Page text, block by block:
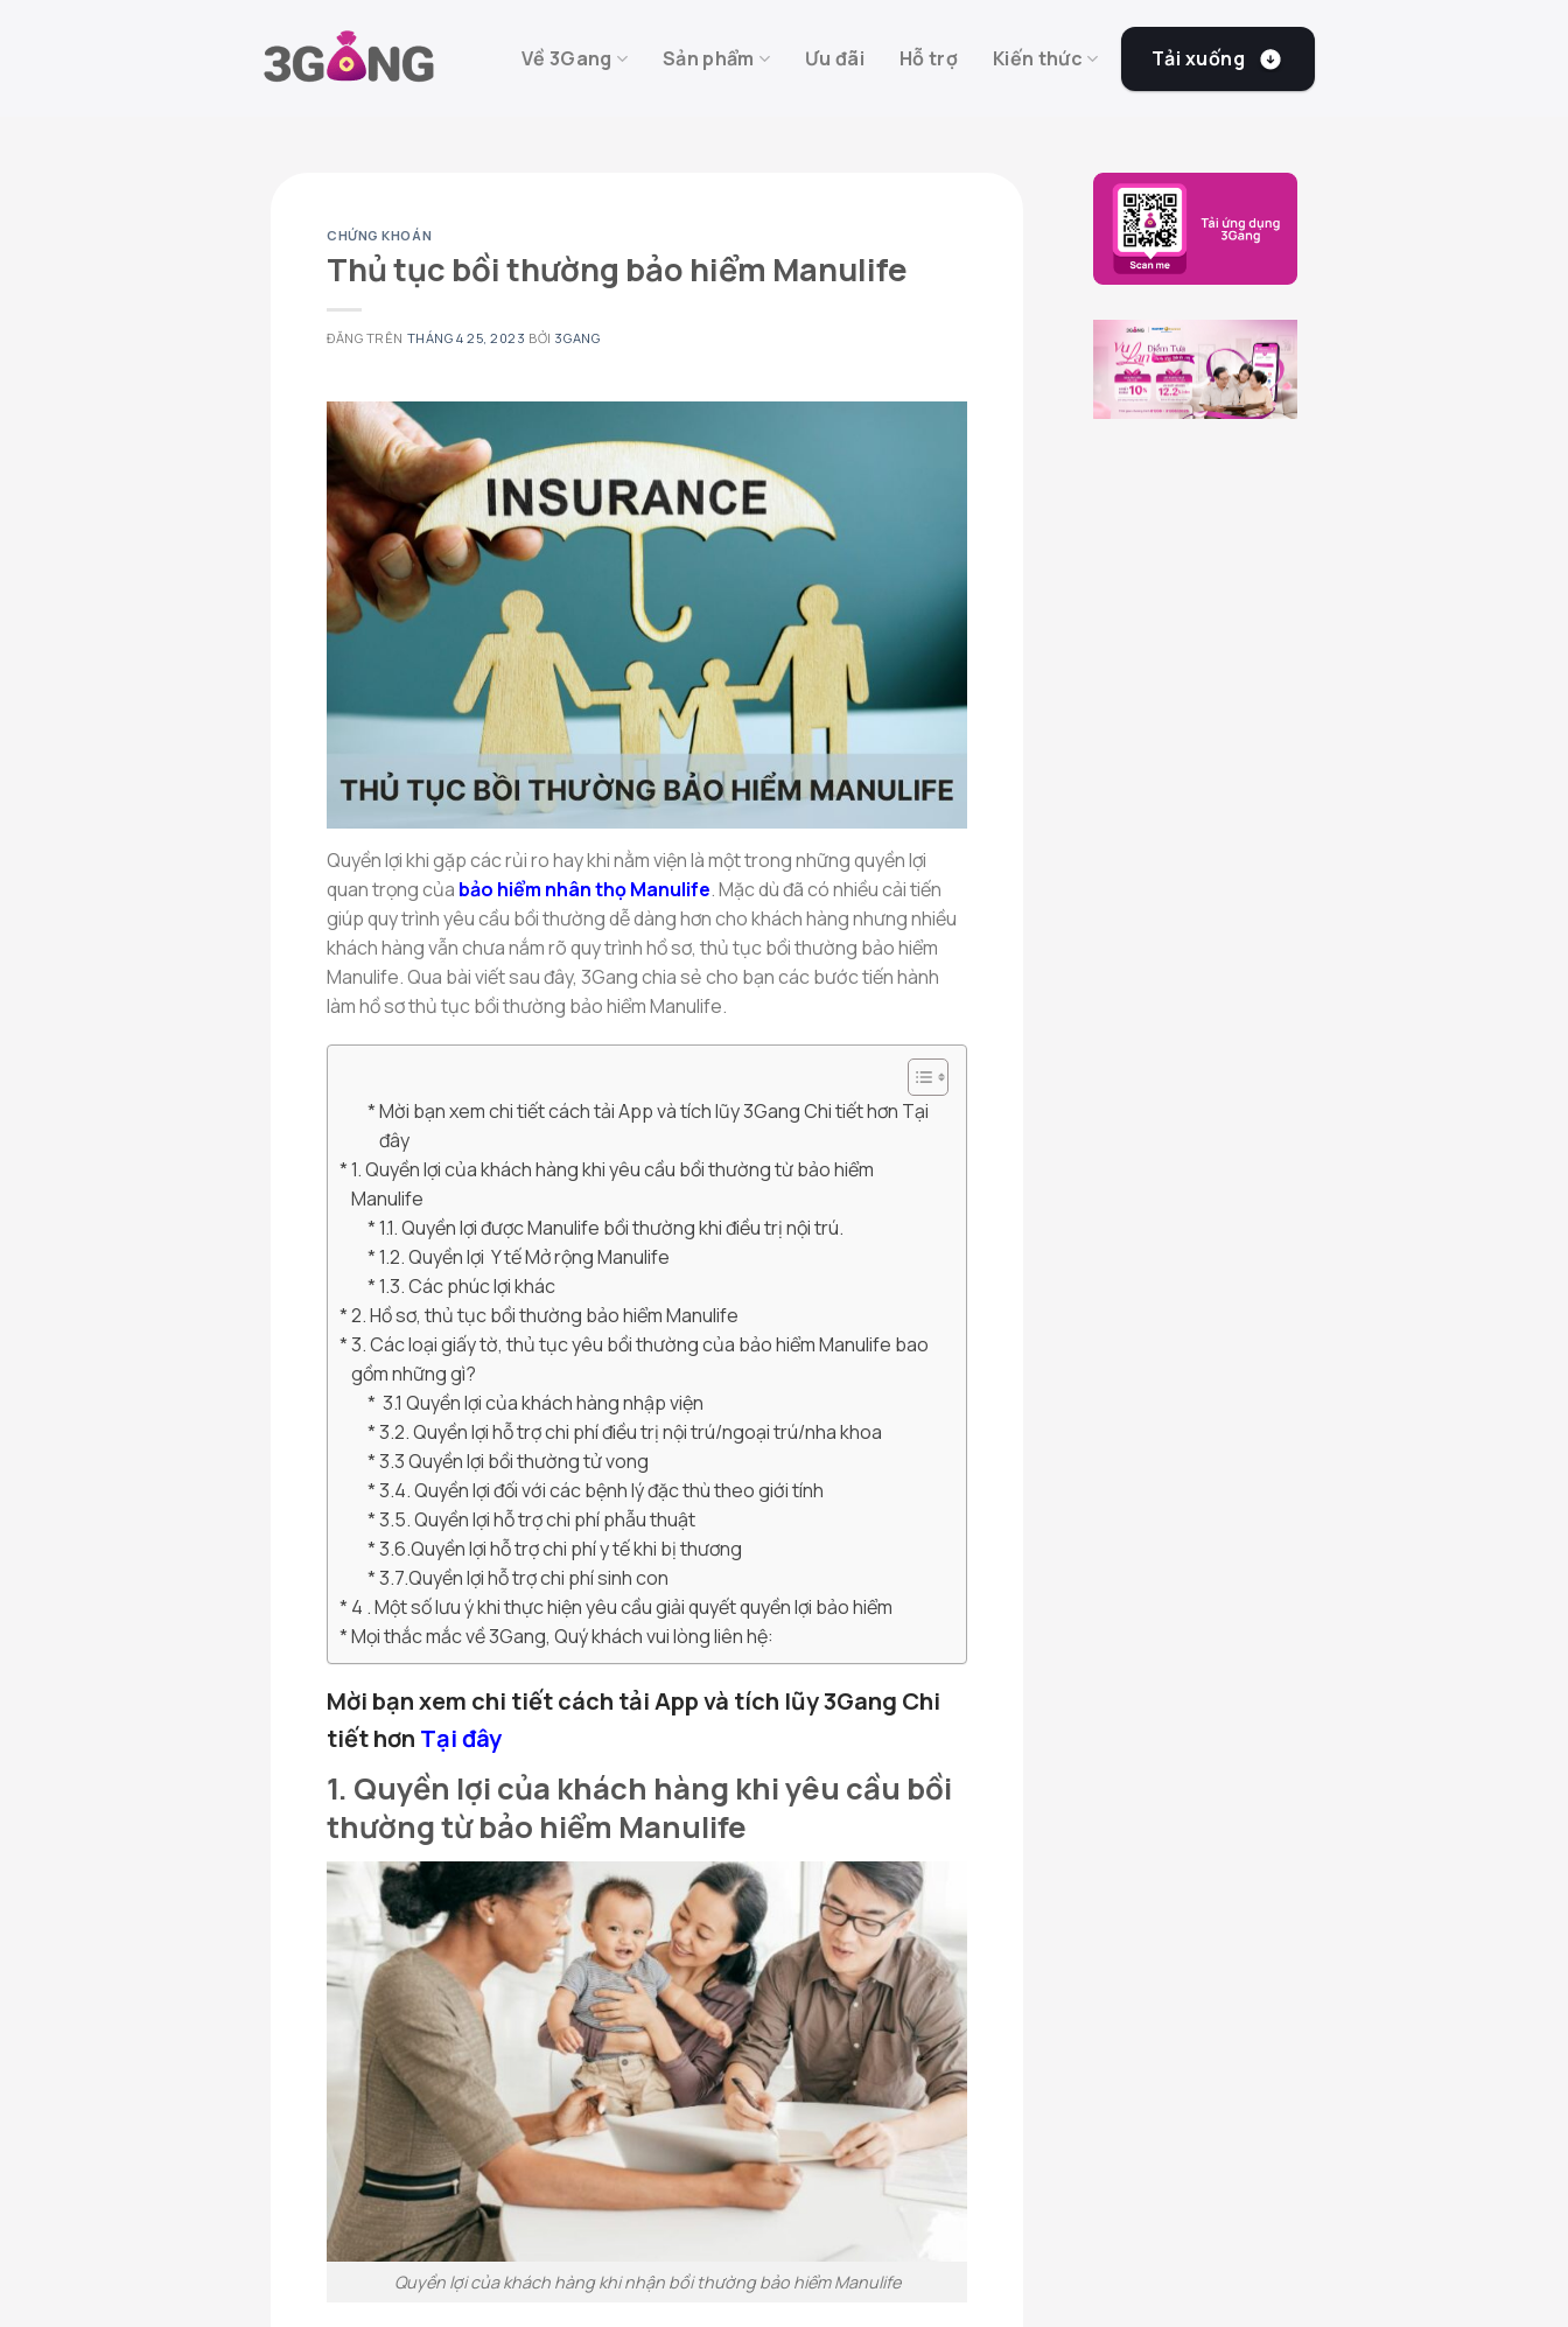
Về 3Gang Sản phẩm Ưu đãi Hỗ trợ Kiến thức Tải xuống
CHỨNG KHOÁN
Thủ tục bồi thường bảo hiểm Manulife
ĐĂNG TRÊN THÁNG 4 25, 2023 BỞI 3GANG
Quyền lợi khi gặp các rủi ro hay khi nằm viện là một trong những quyền lợi
quan trọng của bảo hiểm nhân thọ Manulife. Mặc dù đã có nhiều cải tiến
giúp quy trình yêu cầu bồi thường dễ dàng hơn cho khách hàng nhưng nhiều
khách hàng vẫn chưa nắm rõ quy trình hồ sơ, thủ tục bồi thường bảo hiểm
Manulife. Qua bài viết sau đây, 3Gang chia sẻ cho bạn các bước tiến hành
làm hồ sơ thủ tục bồi thường bảo hiểm Manulife.
Mời bạn xem chi tiết cách tải App và tích lũy 3Gang Chi tiết hơn Tại
đây
1. Quyền lợi của khách hàng khi yêu cầu bồi thường từ bảo hiểm
Manulife
1.1. Quyền lợi được Manulife bồi thường khi điều trị nội trú.
1.2. Quyền lợi Y tế Mở rộng Manulife
1.3. Các phúc lợi khác
2. Hồ sơ, thủ tục bồi thường bảo hiểm Manulife
3. Các loại giấy tờ, thủ tục yêu bồi thường của bảo hiểm Manulife bao
gồm những gì?
3.1 Quyền lợi của khách hàng nhập viện
3.2. Quyền lợi hỗ trợ chi phí điều trị nội trú/ngoại trú/nha khoa
3.3 Quyền lợi bồi thường tử vong
3.4. Quyền lợi đối với các bệnh lý đặc thù theo giới tính
3.5. Quyền lợi hỗ trợ chi phí phẫu thuật
3.6.Quyền lợi hỗ trợ chi phí y tế khi bị thương
3.7.Quyền lợi hỗ trợ chi phí sinh con
4 . Một số lưu ý khi thực hiện yêu cầu giải quyết quyền lợi bảo hiểm
Mọi thắc mắc về 3Gang, Quý khách vui lòng liên hệ:
Mời bạn xem chi tiết cách tải App và tích lũy 3Gang Chi
tiết hơn Tại đây
1. Quyền lợi của khách hàng khi yêu cầu bồi
thường từ bảo hiểm Manulife
Quyền lợi của khách hàng khi nhận bồi thường bảo hiểm Manulife